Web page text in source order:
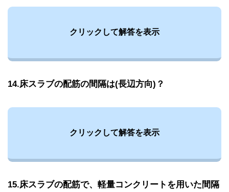
クリックして解答を表示
14.床スラブの配筋の間隔は(長辺方向)？
クリックして解答を表示
15.床スラブの配筋で、軽量コンクリートを用いた間隔